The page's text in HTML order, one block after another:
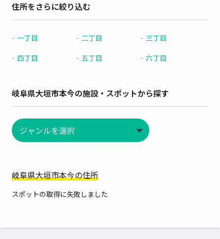
住所をさらに絞り込む
一丁目 二丁目 三丁目
四丁目 五丁目 六丁目
岐阜県大垣市本今の施設・スポットから探す
岐阜県大垣市本今の住所
スポットの取得に失敗しました